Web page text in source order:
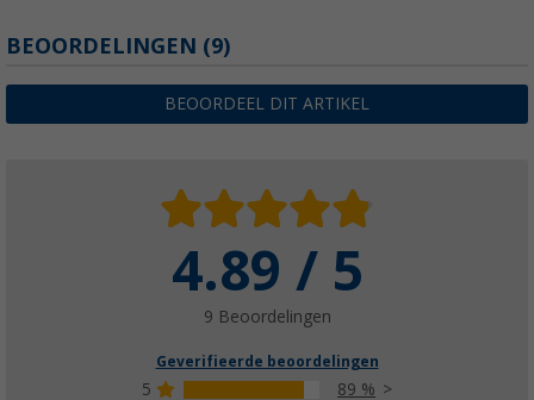
BEOORDELINGEN (9)
BEOORDEEL DIT ARTIKEL
4.89 / 5
9 Beoordelingen
Geverifieerde beoordelingen
5
89 %